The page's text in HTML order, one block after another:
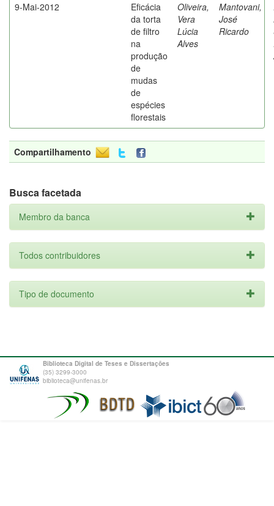
9-Mai-2012
Eficácia
da torta
de filtro
na
produção
de
mudas
de
espécies
florestais
Oliveira,
Vera
Lúcia
Alves
Mantovani,
José
Ricardo
Compartilhamento
Busca facetada
Membro da banca
Todos contribuidores
Tipo de documento
Biblioteca Digital de Teses e Dissertações
(35) 3299-3000
biblioteca@unifenas.br